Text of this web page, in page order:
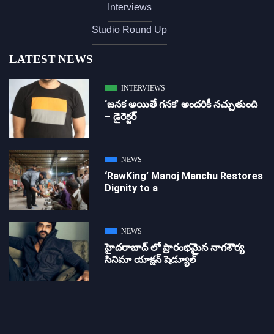
Interviews
Studio Round Up
LATEST NEWS
INTERVIEWS
‘జ‌న‌క అయితే గ‌న‌క‌’ అందరికీ నచ్చుతుంది
– డైరెక్ట‌ర్
NEWS
‘RawKing’ Manoj Manchu Restores
Dignity to a
NEWS
హైదరాబాద్ లో ప్రారంభమైన నాగశౌర్య
సినిమా యాక్షన్ షెడ్యూల్